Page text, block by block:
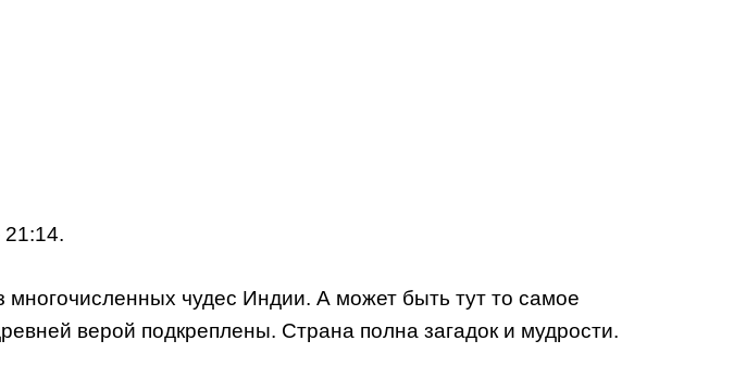
21:14.
чудес Индии. А может быть тут то самое
верой подкреплены. Страна полна загадок и мудрости.